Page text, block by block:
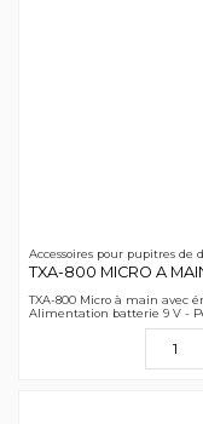
Accessoires pour pupitres de
TXA-800 MICRO A
TXA-800 Micro à main avec
Alimentation batterie 9 V -